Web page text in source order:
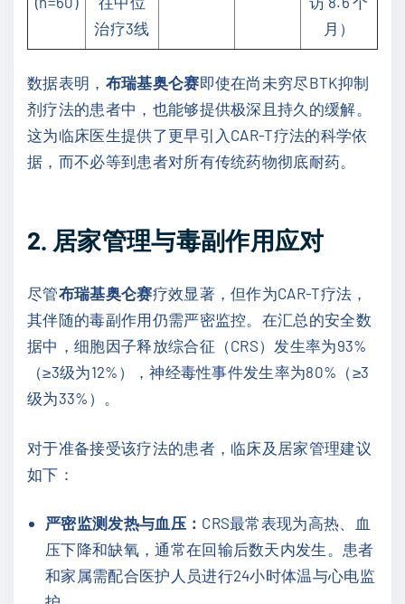
治疗3线
月）
数据表明， 布瑞基奥仑赛即使在尚未穷尽BTK抑制
剂疗法的患者中，也能够提供极深且持久的缓解。
这为临床医生提供了更早引入CAR-T疗法的科学依
据，而不必等到患者对所有传统药物彻底耐药。
2. 居家管理与毒副作用应对
尽管布瑞基奥仑赛疗效显著，但作为CAR-T疗法，
其伴随的毒副作用仍需严密监控。在汇总的安全数
据中，细胞因子释放综合征（CRS）发生率为93%
（≥3级为12%），神经毒性事件发生率为80%（≥3
级为33%）。
对于准备接受该疗法的患者，临床及居家管理建议
如下：
严密监测发热与血压： CRS最常表现为高热、血
压下降和缺氧，通常在回输后数天内发生。患者
和家属需配合医护人员进行24小时体温与心电监